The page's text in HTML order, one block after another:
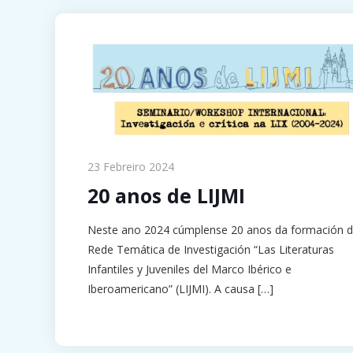
23 Febreiro 2024
20 anos de LIJMI
Neste ano 2024 cúmplense 20 anos da formación
Rede Temática de Investigación “Las Literaturas
Infantiles y Juveniles del Marco Ibérico e
Iberoamericano” (LIJMI). A causa […]